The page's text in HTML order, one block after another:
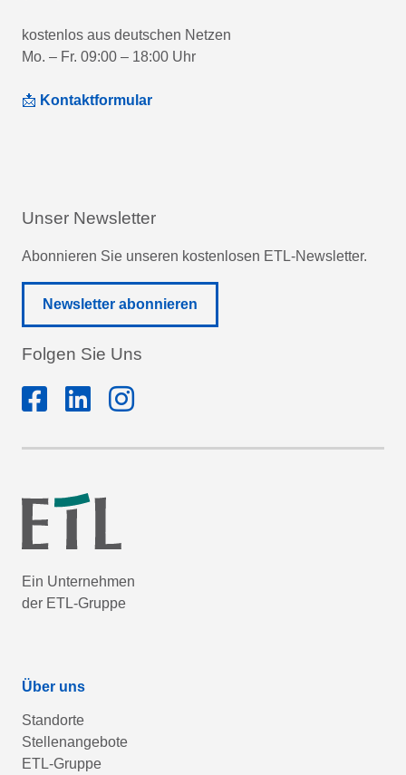
kostenlos aus deutschen Netzen
Mo. – Fr. 09:00 – 18:00 Uhr
📩 Kontaktformular
Unser Newsletter
Abonnieren Sie unseren kostenlosen ETL-Newsletter.
Newsletter abonnieren
Folgen Sie Uns
Ein Unternehmen
der ETL-Gruppe
Über uns
Standorte
Stellenangebote
ETL-Gruppe